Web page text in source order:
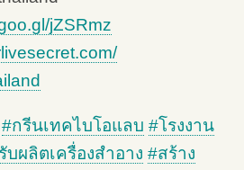
jZSRmz
#กรีนเทคไบโอแลบ #โรงงาน
รับผลิตเครื่องสำอาง #สร้าง